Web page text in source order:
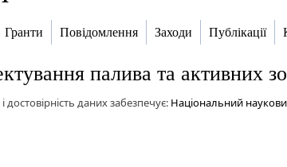
Гранти Повідомлення Заходи Публікації
палива та активних
достовірність даних забезпечує: Національний